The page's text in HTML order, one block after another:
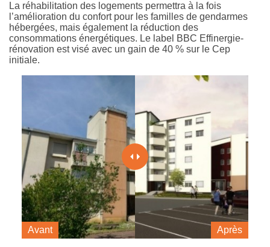
La réhabilitation des logements permettra à la fois
l’amélioration du confort pour les familles de gendarmes
hébergées, mais également la réduction des
consommations énergétiques. Le label BBC Effinergie-
rénovation est visé avec un gain de 40 % sur le Cep
initiale.
Après
Avant